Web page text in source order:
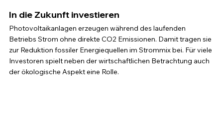
In die Zukunft investieren
Photovoltaikanlagen erzeugen während des laufenden
Betriebs Strom ohne direkte CO2 Emissionen. Damit tragen sie
zur Reduktion fossiler Energiequellen im Strommix bei. Für viele
Investoren spielt neben der wirtschaftlichen Betrachtung auch
der ökologische Aspekt eine Rolle.